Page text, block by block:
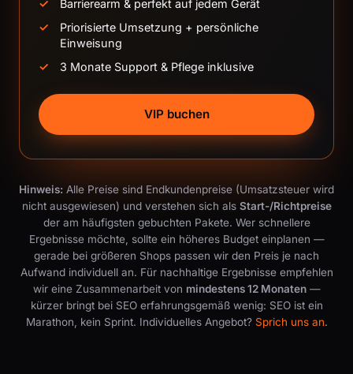
Barrierearm & perfekt auf jedem Gerät
Priorisierte Umsetzung + persönliche
Einweisung
3 Monate Support & Pflege inklusive
VIP buchen
Hinweis: Alle Preise sind Endkundenpreise (Umsatzsteuer wird
nicht ausgewiesen) und verstehen sich als Start-/Richtpreise
der am häufigsten gebuchten Pakete. Wer schnellere
Ergebnisse möchte, sollte ein höheres Budget einplanen —
gerade bei größeren Shops passen wir den Preis je nach
Aufwand individuell an. Für nachhaltige Ergebnisse empfehlen
wir eine Zusammenarbeit von mindestens 12 Monaten—
kürzer bringt bei SEO erfahrungsgemäß wenig: SEO ist ein
Marathon, kein Sprint. Individuelles Angebot? Sprich uns an.